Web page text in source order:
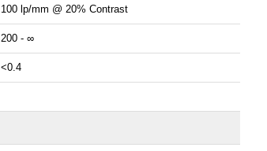
100 lp/mm @ 20% Contrast
200 - ∞
<0.4